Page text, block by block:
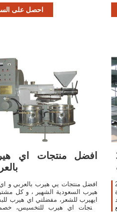
احصل على
افضل منتجات اي
هيرب السعودية الشهير ، و كل
ايهيرب للشعر، مفضلتي اي هيرب
منتجات اي هيرب للتخسيس،